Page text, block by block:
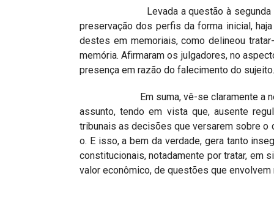
Levada a questão à segunda
preservação dos perfis da forma inicial,
destes em memoriais, como delineou
memória. Afirmaram os julgadores, no
presença em razão do falecimento do sujeito.
Em suma, vê-se claramente a
assunto, tendo em vista que, ausente
tribunais as decisões que versarem sobre o
o. E isso, a bem da verdade, gera tanto
constitucionais, notadamente por tratar, em
valor econômico, de questões que